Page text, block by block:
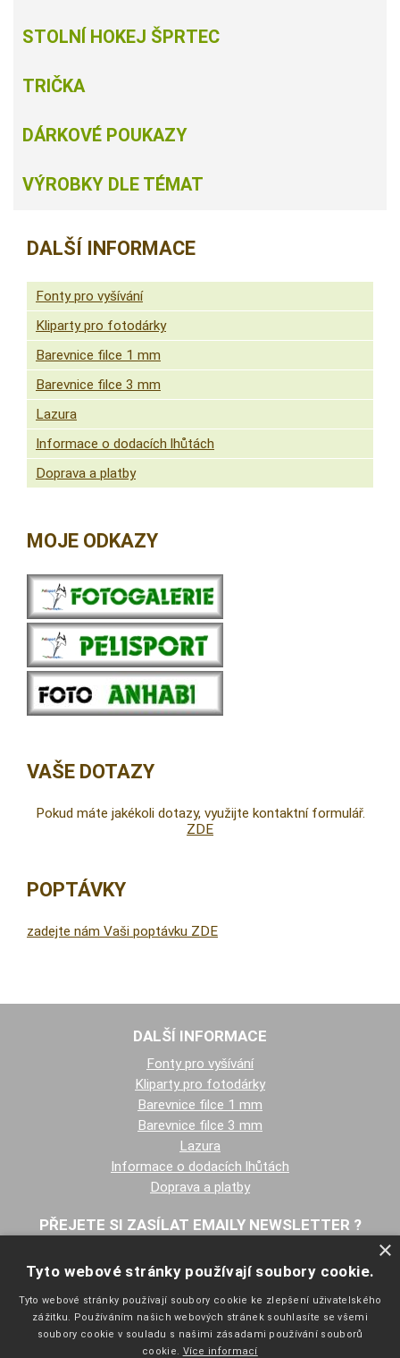
STOLNÍ HOKEJ ŠPRTEC
TRIČKA
DÁRKOVÉ POUKAZY
VÝROBKY DLE TÉMAT
DALŠÍ INFORMACE
Fonty pro vyšívání
Kliparty pro fotodárky
Barevnice filce 1 mm
Barevnice filce 3 mm
Lazura
Informace o dodacích lhůtách
Doprava a platby
MOJE ODKAZY
VAŠE DOTAZY
Pokud máte jakékoli dotazy, využijte kontaktní formulář.
ZDE
POPTÁVKY
zadejte nám Vaši poptávku ZDE
DALŠÍ INFORMACE
Fonty pro vyšívání
Kliparty pro fotodárky
Barevnice filce 1 mm
Barevnice filce 3 mm
Lazura
Informace o dodacích lhůtách
Doprava a platby
PŘEJETE SI ZASÍLAT EMAILY NEWSLETTER ?
×
Tyto webové stránky používají soubory cookie.
Tyto webové stránky používají soubory cookie ke zlepšení uživatelského
zážitku. Používáním našich webových stránek souhlasíte se všemi
soubory cookie v souladu s našimi zásadami používání souborů
cookie. Více informací